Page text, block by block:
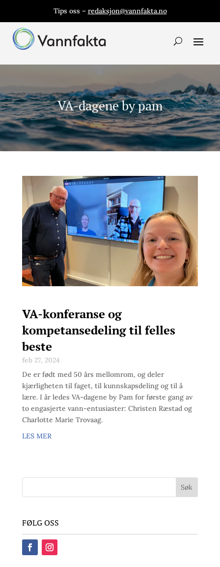
Tips oss – redaksjon@vannfakta.no
VA-dagene by pam
VA-konferanse og
kompetansedeling til felles
beste
feb 27, 2024
De er født med 50 års mellomrom, og deler
kjærligheten til faget, til kunnskapsdeling og til å
lære. I år ledes VA-dagene by Pam for første gang av
to engasjerte vann-entusiaster: Christen Ræstad og
Charlotte Marie Trovaag.
LES MER
FØLG OSS